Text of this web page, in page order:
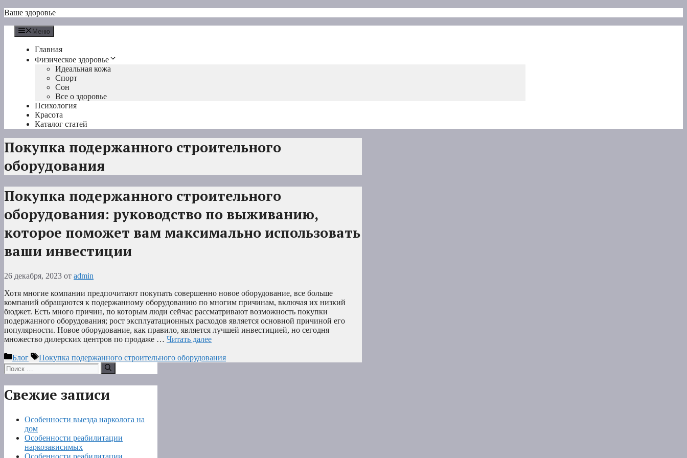
Перейти
содержимому
Ваше здоровье
Меню
Главная
Физическое здоровье
Идеальная кожа
Спорт
Сон
Все о здоровье
Психология
Красота
Каталог статей
Покупка подержанного строительного
оборудования
Покупка подержанного строительного
оборудования: руководство по выживанию,
которое поможет вам максимально использовать
ваши инвестиции
26 декабря, 2023 от admin
Хотя многие компании предпочитают покупать совершенно новое оборудование, все больше
компаний обращаются к подержанному оборудованию по многим причинам, включая их низкий
бюджет. Есть много причин, по которым люди сейчас рассматривают возможность покупки
подержанного оборудования; рост эксплуатационных расходов является основной причиной его
популярности. Новое оборудование, как правило, является лучшей инвестицией, но сегодня
множество дилерских центров по продаже … Читать далее
Рубрики
Блог Метки
Покупка подержанного строительного оборудования
Поиск:
Свежие записи
Особенности выезда нарколога на
дом
Особенности реабилитации
наркозависимых